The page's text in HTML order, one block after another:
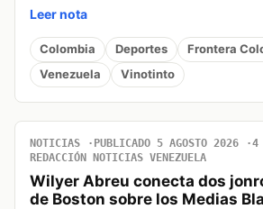
Leer nota
Colombia Deportes
Frontera
Venezuela
Vinotinto
NOTICIAS PUBLICADO 5 AGOSTO 2026
4
REDACCIÓN NOTICIAS VENEZUELA
Wilyer Abreu conecta dos
de Boston sobre los Medias